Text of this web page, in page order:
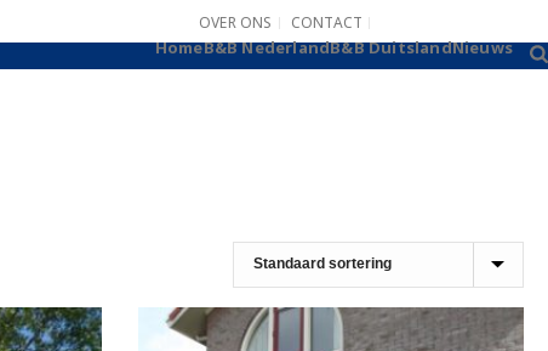
OVER ONS CONTACT
HomeB&B NederlandB&B DuitslandNieuws